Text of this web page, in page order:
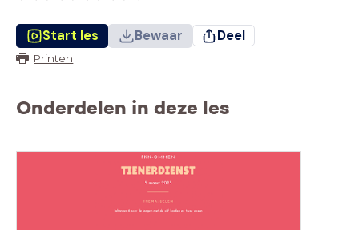
Start les Bewaar Deel
Printen
Onderdelen in deze les